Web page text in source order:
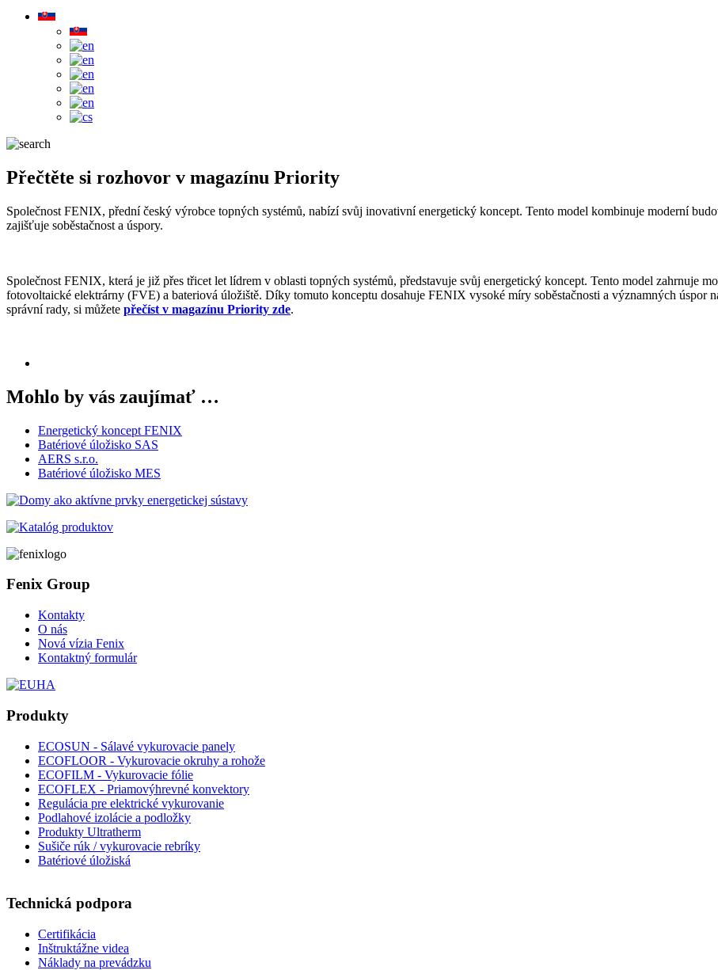
Přečtěte si rozhovor v magazínu Priority
Společnost FENIX, přední český výrobce topných systémů, nabízí svůj inovativní energetický koncept. Tento model kombinuje moderní
zajišťuje soběstačnost a úspory.
Společnost FENIX, která je již přes třicet let lídrem v oblasti topných systémů, představuje svůj energetický koncept. Tento model zahrnuje
fotovoltaické elektrárny (FVE) a bateriová úložiště. Díky tomuto konceptu dosahuje FENIX vysoké míry soběstačnosti a významných úspor
správní rady, si můžete přečíst v magazínu Priority zde.
Mohlo by vás zaujímať …
Energetický koncept FENIX
Batériové úložisko SAS
AERS s.r.o.
Batériové úložisko MES
Fenix Group
Kontakty
O nás
Nová vízia Fenix
Kontaktný formulár
Produkty
ECOSUN - Sálavé vykurovacie panely
ECOFLOOR - Vykurovacie okruhy a rohože
ECOFILM - Vykurovacie fólie
ECOFLEX - Priamovýhrevné konvektory
Regulácia pre elektrické vykurovanie
Podlahové izolácie a podložky
Produkty Ultratherm
Sušiče rúk / vykurovacie rebríky
Batériové úložiská
Technická podpora
Certifikácia
Inštruktážne videa
Náklady na prevádzku